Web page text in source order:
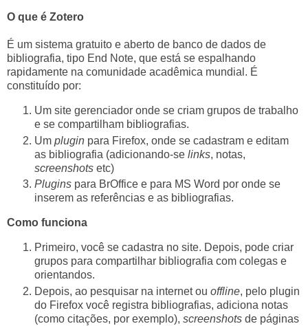
O que é Zotero
É um sistema gratuito e aberto de banco de dados de
bibliografia, tipo End Note, que está se espalhando
rapidamente na comunidade acadêmica mundial. É
constituído por:
Um site gerenciador onde se criam grupos de trabalho
e se compartilham bibliografias.
Um plugin para Firefox, onde se cadastram e editam
as bibliografia (adicionando-se links, notas,
screenshots etc)
Plugins para BrOffice e para MS Word por onde se
inserem as referências e as bibliografias.
Como funciona
Primeiro, você se cadastra no site. Depois, pode criar
grupos para compartilhar bibliografia com colegas e
orientandos.
Depois, ao pesquisar na internet ou offline, pelo plugin
do Firefox você registra bibliografias, adiciona notas
(como citações, por exemplo), screenshots de páginas